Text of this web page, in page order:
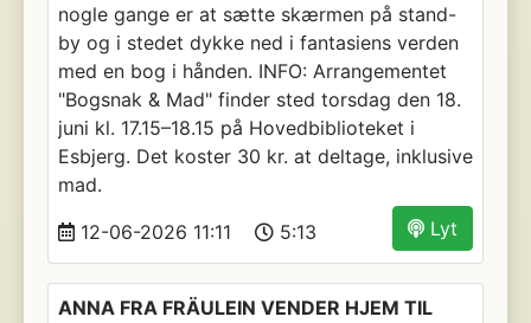
nogle gange er at sætte skærmen på stand-
by og i stedet dykke ned i fantasiens verden
med en bog i hånden. INFO: Arrangementet
"Bogsnak & Mad" finder sted torsdag den 18.
juni kl. 17.15–18.15 på Hovedbiblioteket i
Esbjerg. Det koster 30 kr. at deltage, inklusive
mad.
Lyt
12-06-2026 11:11 5:13
ANNA FRA FRÄULEIN VENDER HJEM TIL